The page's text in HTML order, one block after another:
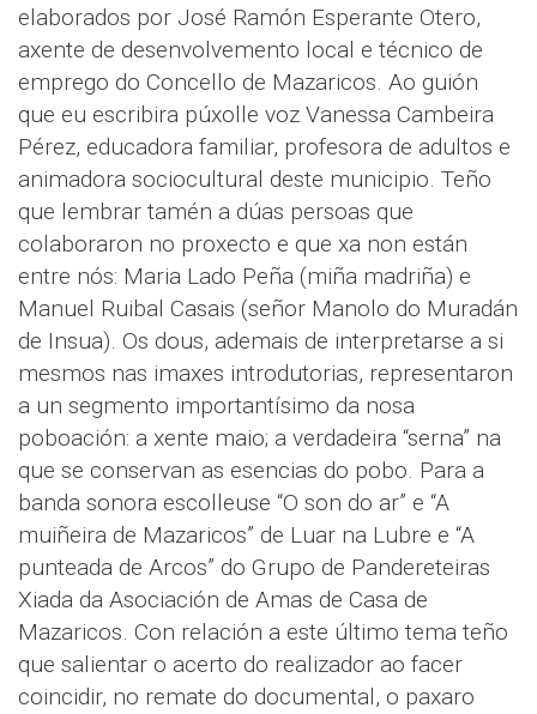
elaborados por José Ramón Esperante Otero,
axente de desenvolvemento local e técnico de
emprego do Concello de Mazaricos. Ao guión
que eu escribira púxolle voz Vanessa Cambeira
Pérez, educadora familiar, profesora de adultos e
animadora sociocultural deste municipio. Teño
que lembrar tamén a dúas persoas que
colaboraron no proxecto e que xa non están
entre nós: Maria Lado Peña (miña madriña) e
Manuel Ruibal Casais (señor Manolo do Muradán
de Insua). Os dous, ademais de interpretarse a si
mesmos nas imaxes introdutorias, representaron
a un segmento importantísimo da nosa
poboación: a xente maio; a verdadeira “serna” na
que se conservan as esencias do pobo. Para a
banda sonora escolleuse “O son do ar” e “A
muiñeira de Mazaricos” de Luar na Lubre e “A
punteada de Arcos” do Grupo de Pandereteiras
Xiada da Asociación de Amas de Casa de
Mazaricos. Con relación a este último tema teño
que salientar o acerto do realizador ao facer
coincidir, no remate do documental, o paxaro